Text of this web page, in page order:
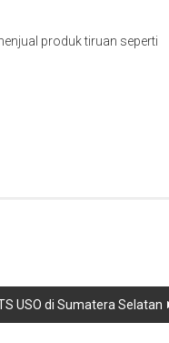
produk tiruan seperti
USO di Sumatera Selatan